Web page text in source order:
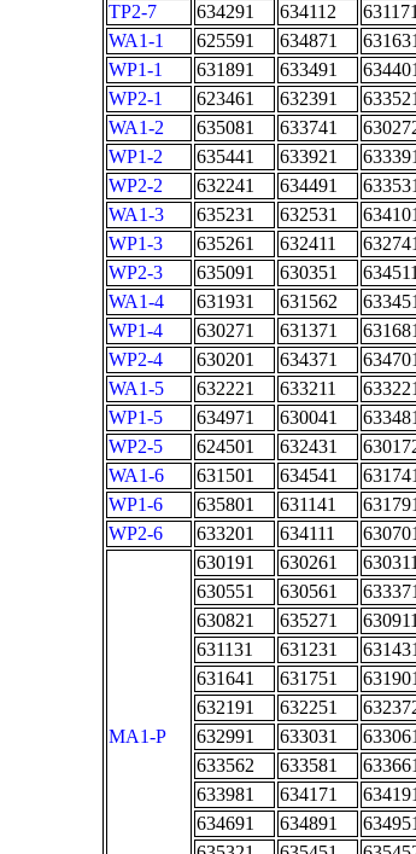
TP2-7
634291 634112
WA1-1
625591 634871
WP1-1
631891 633491
WP2-1
623461 632391
WA1-2
635081 633741
WP1-2
635441 633921
WP2-2
632241 634491
WA1-3
635231 632531
WP1-3
635261 632411
WP2-3
635091 630351
WA1-4
631931 631562
WP1-4
630271 631371
WP2-4
630201 634371
WA1-5
632221 633211
WP1-5
634971 630041
WP2-5
624501 632431
WA1-6
631501 634541
WP1-6
635801 631141
WP2-6
633201 634111
MA1-P
630191 630261
630551 630561
630821
635271
631131
631231
631641
631751
632191
632251
632991
633031
633562
633581
633981
634171
634691
634891